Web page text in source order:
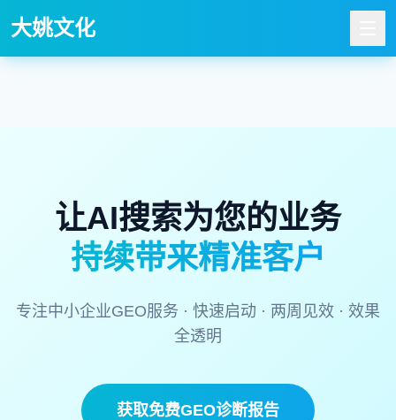
大姚文化
让AI搜索为您的业务
持续带来精准客户
专注中小企业GEO服务 · 快速启动 · 两周见效 · 效果
全透明
获取免费GEO诊断报告